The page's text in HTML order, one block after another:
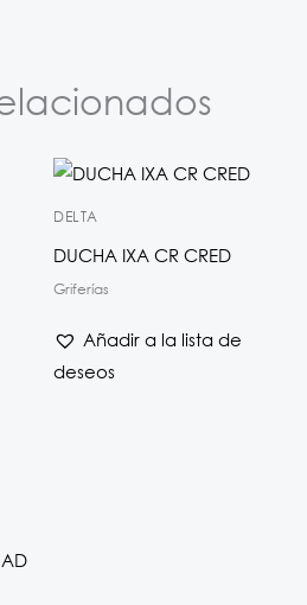
DELTA
DUCHA IXA CR CRED
Griferías
Añadir a la lista de
deseos